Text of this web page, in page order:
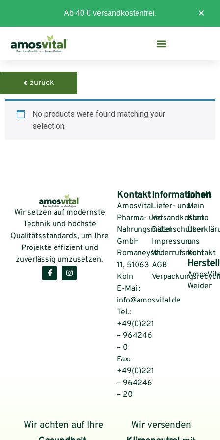
Ab 40 € versandkostenfrei. ×
zurück
No products were found matching your
selection.
Wir setzen auf modernste
Technik und höchste
Qualitätsstandards, um Ihre
Projekte effizient und
zuverlässig umzusetzen.
Kontakt
AmosVital
Pharma- und
Nahrungsmittel
GmbH
Romaneystr.
11, 51063
Köln
E-Mail:
info@amosvital.de
Tel.:
+49(0)221
– 964246
– 0
Fax:
+49(0)221
– 964246
– 20
Informationen
Liefer- und
Versandkosten
Impressum
Widerrufsrecht
AGB
Inhalt
Mein
Konto
Über
uns
Kontakt
Weider
Wir achten auf Ihre
Wir versenden